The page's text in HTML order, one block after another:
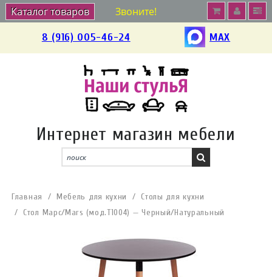
Звоните!
8 (916) 005-46-24 MAX
Интернет магазин мебели
Каталог товаров
Главная Мебель для кухни
Столы для кухни
Стол Марс/Mars (мод.T1004) — Черный/Натуральный